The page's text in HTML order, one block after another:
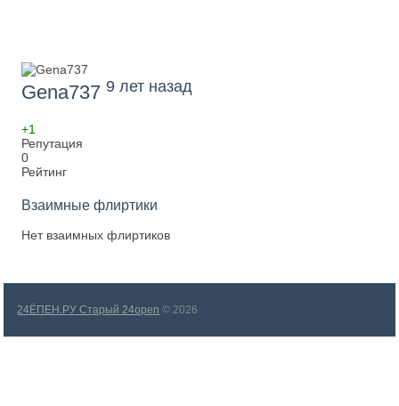
Gena737 9 лет назад
+1
Репутация
0
Рейтинг
Взаимные флиртики
Нет взаимных флиртиков
24ЁПЕН.РУ Старый 24open © 2026